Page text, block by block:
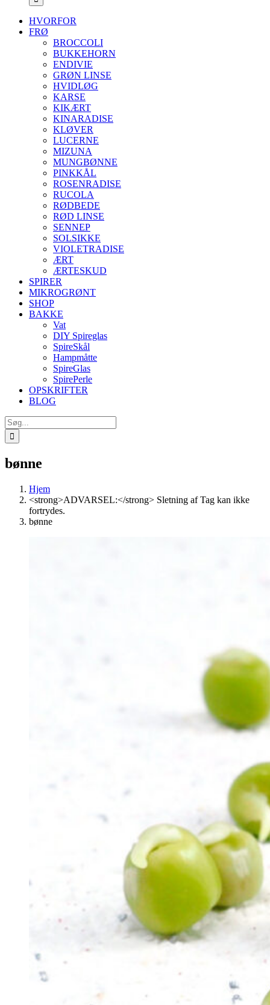
HVORFOR
FRØ
BROCCOLI
BUKKEHORN
ENDIVIE
GRØN LINSE
HVIDLØG
KARSE
KIKÆRT
KINARADISE
KLØVER
LUCERNE
MIZUNA
MUNGBØNNE
PINKKÅL
ROSENRADISE
RUCOLA
RØDBEDE
RØD LINSE
SENNEP
SOLSIKKE
VIOLETRADISE
ÆRT
ÆRTESKUD
SPIRER
MIKROGRØNT
SHOP
BAKKE
Vat
DIY Spireglas
SpireSkål
Hampmåtte
SpireGlas
SpirePerle
OPSKRIFTER
BLOG
Søg
efter:
bønne
Hjem
<strong>ADVARSEL:</strong> Sletning af Tag kan ikke
fortrydes.
bønne